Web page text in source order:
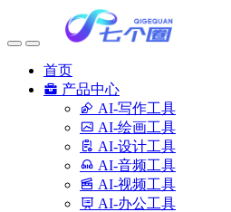
首页
产品中心
AI-写作工具
AI-绘画工具
AI-设计工具
AI-音频工具
AI-视频工具
AI-办公工具